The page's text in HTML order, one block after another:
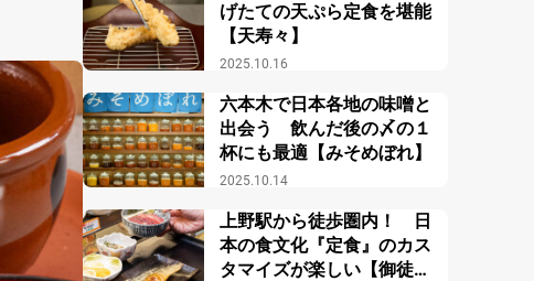
2025.10.16
げたての天ぷら定食を堪能
【天寿々】
2025.10.14
六本木で日本各地の味噌と
出会う 飲んだ後の〆の１
杯にも最適【みそめぼれ】
上野駅から徒歩圏内！ 日
本の食文化『定食』のカス
タマイズが楽しい【御徒町